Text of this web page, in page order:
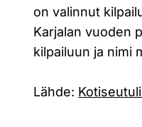
on valinnut
Karjalan vuoden
kilpailuun ja nimi
Lähde: